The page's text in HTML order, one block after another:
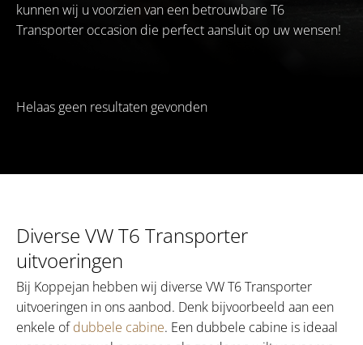
kunnen wij u voorzien van een betrouwbare T6
Transporter occasion die perfect aansluit op uw wensen!
Helaas geen resultaten gevonden
Diverse VW T6 Transporter
uitvoeringen
Bij Koppejan hebben wij diverse VW T6 Transporter
uitvoeringen in ons aanbod. Denk bijvoorbeeld aan een
enkele ofdubbele cabine. Een dubbele cabine is ideaal